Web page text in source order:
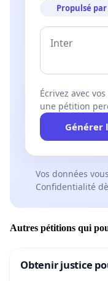
Propulsé par
Écrivez avec
une pétition
Générer
Vos données
Confidentialité
Autres pétitions qui
Obtenir justice